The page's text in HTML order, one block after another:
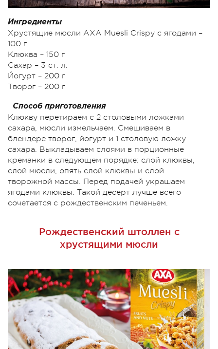
Ингредиенты
Хрустящие мюсли АХА Muesli Crispy с ягодами –
100 г
Клюква – 150 г
Сахар – 3 ст. л.
Йогурт – 200 г
Творог – 200 г
Способ приготовления
Клюкву перетираем с 2 столовыми ложками
сахара, мюсли измельчаем. Смешиваем в
блендере творог, йогурт и 1 столовую ложку
сахара. Выкладываем слоями в порционные
креманки в следующем порядке: слой клюквы,
слой мюсли, опять слой клюквы и слой
творожной массы. Перед подачей украшаем
ягодами клюквы. Такой десерт лучше всего
сочетается с рождественским печеньем.
Рождественский штоллен с
хрустящими мюсли